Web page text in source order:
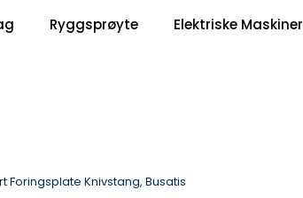
Kontakt oss
Ryggsprøyte Elektriske Maskiner
Foringsplate Knivstang, Busatis